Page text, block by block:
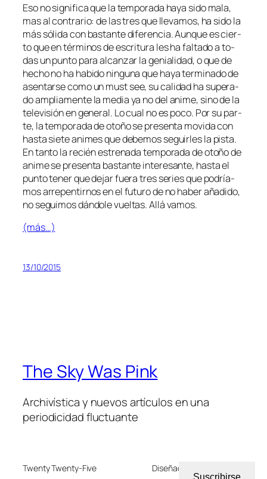
Eso no sig­ni­fi­ca que la tem­po­ra­da ha­ya si­do ma­la,
mas al con­tra­rio: de las tres que lle­va­mos, ha si­do la
más só­li­da con bas­tan­te di­fe­ren­cia. Aunque es cier­
to que en tér­mi­nos de es­cri­tu­ra les ha fal­ta­do a to­
das un pun­to pa­ra al­can­zar la ge­nia­li­dad, o que de
he­cho no ha ha­bi­do nin­gu­na que ha­ya ter­mi­na­do de
asen­tar­se co­mo unmust see, su ca­li­dad ha su­pe­ra­
do am­plia­men­te la me­dia ya no del ani­me, sino de la
te­le­vi­sión en ge­ne­ral. Lo cual no es po­co. Por su par­
te, la tem­po­ra­da de oto­ño se pre­sen­ta mo­vi­da con
has­ta sie­te ani­mes que de­be­mos se­guir­les la pis­ta.
En tan­to la re­cién es­tre­na­da tem­po­ra­da de oto­ño de
ani­me se pre­sen­ta bas­tan­te in­tere­san­te, has­ta el
pun­to te­ner que de­jar fue­ra tres se­ries que po­dría­
mos arre­pen­tir­nos en el fu­tu­ro de no ha­ber aña­di­do,
no se­gui­mos dán­do­le vuel­tas. Allá vamos.
(más…)
13/10/2015
The Sky Was Pink
Archivística y nuevos artículos en una
periodicidad fluctuante
Twenty Twenty-Five Diseñado con
Suscribirse